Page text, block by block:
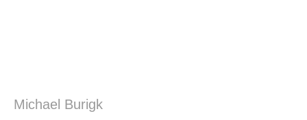
Michael Burigk